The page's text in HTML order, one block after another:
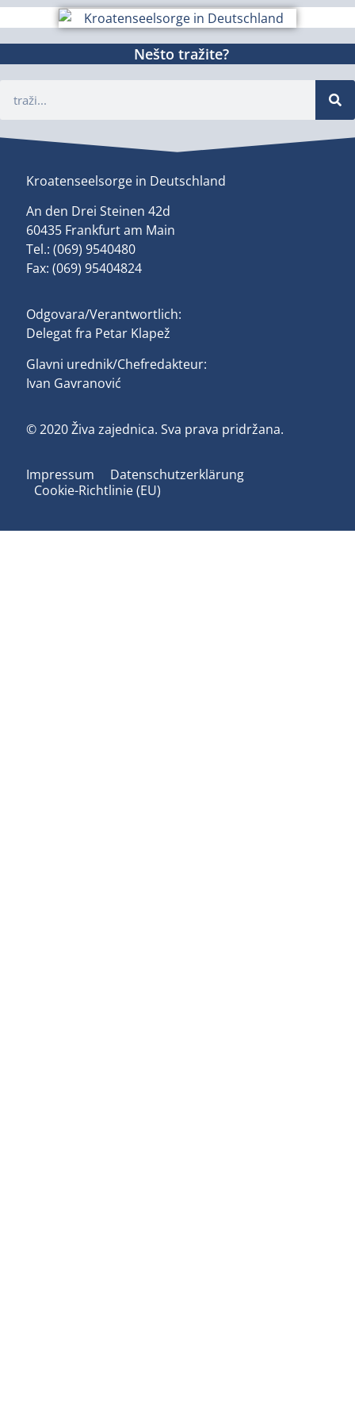
Nešto tražite?
Kroatenseelsorge in Deutschland
An den Drei Steinen 42d
60435 Frankfurt am Main
Tel.: (069) 9540480
Fax: (069) 95404824
Odgovara/Verantwortlich:
Delegat fra Petar Klapež
Glavni urednik/Chefredakteur:
Ivan Gavranović
© 2020 Živa zajednica. Sva prava pridržana.
Impressum
Datenschutzerklärung
Cookie-Richtlinie (EU)